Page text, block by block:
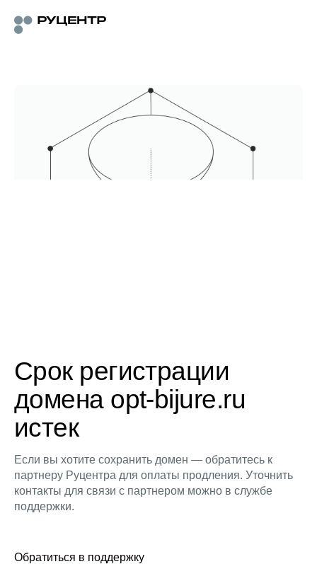
Срок регистрации
домена opt-bijure.ru
истек
Если вы хотите сохранить домен — обратитесь к
партнеру Руцентра для оплаты продления. Уточнить
контакты для связи с партнером можно в службе
поддержки.
Обратиться в поддержку